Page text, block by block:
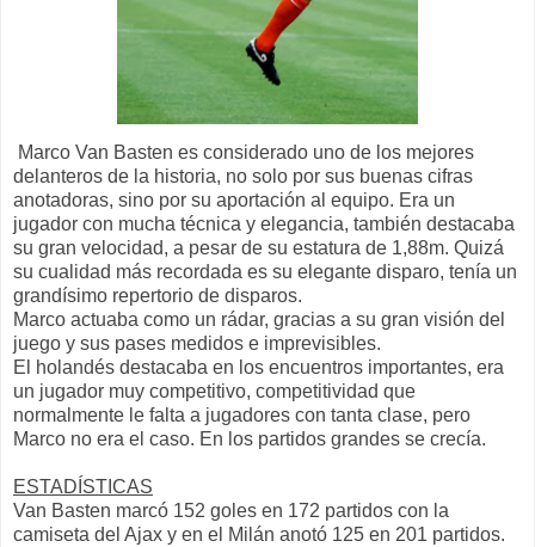
Marco Van Basten es considerado uno de los mejores
delanteros de la historia, no solo por sus buenas cifras
anotadoras, sino por su aportación al equipo. Era un
jugador con mucha técnica y elegancia, también destacaba
su gran velocidad, a pesar de su estatura de 1,88m. Quizá
su cualidad más recordada es su elegante disparo, tenía un
grandísimo repertorio de disparos.
Marco actuaba como un rádar, gracias a su gran visión del
juego y sus pases medidos e imprevisibles.
El holandés destacaba en los encuentros importantes, era
un jugador muy competitivo, competitividad que
normalmente le falta a jugadores con tanta clase, pero
Marco no era el caso. En los partidos grandes se crecía.
ESTADÍSTICAS
Van Basten marcó 152 goles en 172 partidos con la
camiseta del Ajax y en el Milán anotó 125 en 201 partidos.